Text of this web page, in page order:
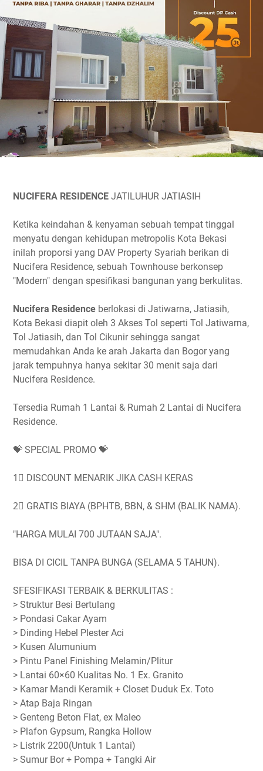
NUCIFERA RESIDENCE JATILUHUR JATIASIH
Ketika keindahan & kenyaman sebuah tempat tinggal
menyatu dengan kehidupan metropolis Kota Bekasi
inilah proporsi yang DAV Property Syariah berikan di
Nucifera Residence, sebuah Townhouse berkonsep
"Modern" dengan spesifikasi bangunan yang berkulitas.
Nucifera Residence berlokasi di Jatiwarna, Jatiasih,
Kota Bekasi diapit oleh 3 Akses Tol seperti Tol Jatiwarna,
Tol Jatiasih, dan Tol Cikunir sehingga sangat
memudahkan Anda ke arah Jakarta dan Bogor yang
jarak tempuhnya hanya sekitar 30 menit saja dari
Nucifera Residence.
Tersedia Rumah 1 Lantai & Rumah 2 Lantai di Nucifera
Residence.
💝 SPECIAL PROMO 💝
1⃣ DISCOUNT MENARIK JIKA CASH KERAS
2⃣ GRATIS BIAYA (BPHTB, BBN, & SHM (BALIK NAMA).
"HARGA MULAI 700 JUTAAN SAJA".
BISA DI CICIL TANPA BUNGA (SELAMA 5 TAHUN).
SFESIFIKASI TERBAIK & BERKULITAS :
> Struktur Besi Bertulang
> Pondasi Cakar Ayam
> Dinding Hebel Plester Aci
> Kusen Alumunium
> Pintu Panel Finishing Melamin/Plitur
> Lantai 60×60 Kualitas No. 1 Ex. Granito
> Kamar Mandi Keramik + Closet Duduk Ex. Toto
> Atap Baja Ringan
> Genteng Beton Flat, ex Maleo
> Plafon Gypsum, Rangka Hollow
> Listrik 2200(Untuk 1 Lantai)
> Sumur Bor + Pompa + Tangki Air